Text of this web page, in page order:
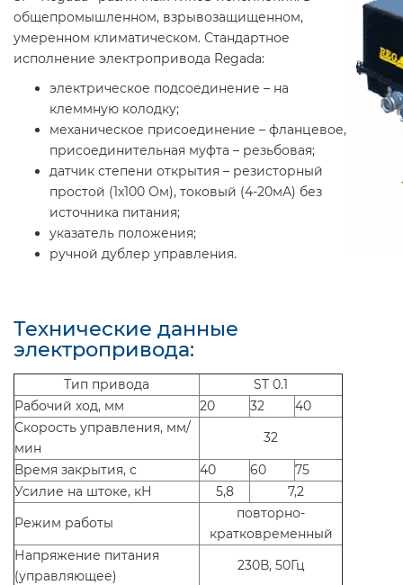
общепромышленном, взрывозащищенном,
умеренном климатическом. Стандартное
исполнение электропривода Regada:
электрическое подсоединение – на
клеммную колодку;
механическое присоединение – фланцевое,
присоединительная муфта – резьбовая;
датчик степени открытия – резисторный
простой (1x100 Ом), токовый (4-20мА) без
источника питания;
указатель положения;
ручной дублер управления.
Технические данные
электропривода:
Тип привода
ST 0.1
Рабочий ход, мм
20 32
40
Скорость управления, мм/
мин
32
Время закрытия, с
40 60
75
Усилие на штоке, кН
5,8
7,2
Режим работы
повторно-
кратковременный
Напряжение питания
(управляющее)
230В, 50Гц